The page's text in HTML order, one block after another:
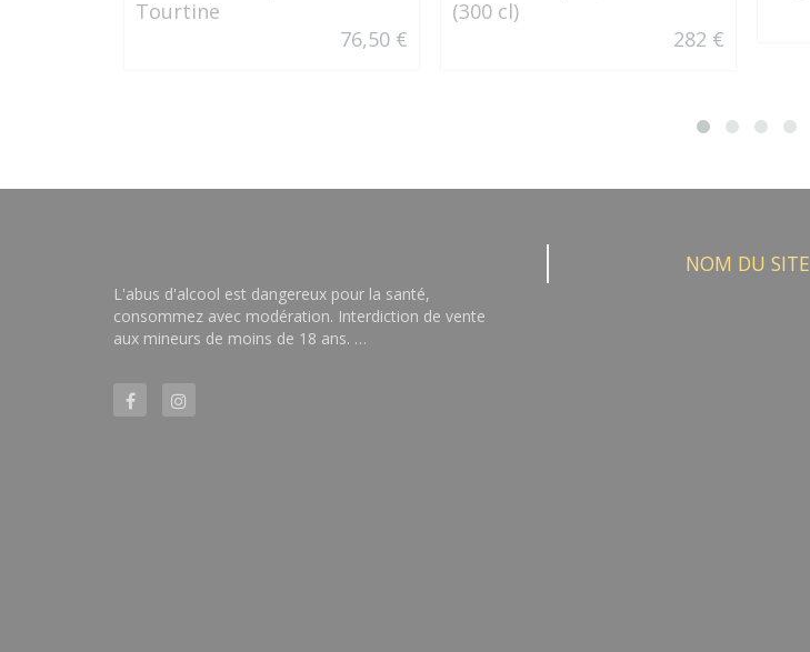
Tourtine
76,50 €
(300 cl)
282 €
L'abus d'alcool est dangereux pour la santé,
consommez avec modération. Interdiction de vente
aux mineurs de moins de 18 ans. …
NOM DU SITE